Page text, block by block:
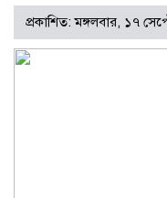
প্রকাশিত: মঙ্গলবার, ১৭